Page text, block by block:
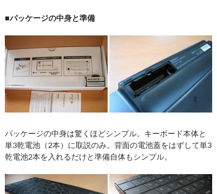
■パッケージの中身と準備
パッケージの中身は驚くほどシンプル。キーボード本体と
単3乾電池（2本）に取説のみ。背面の電池蓋をはずして単3
乾電池2本を入れるだけと準備自体もシンプル。